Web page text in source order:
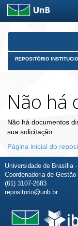
Skip
REPOSITÓRIO
Não há
Não há documentos
sua solicitação.
Página inicial do
Universidade de Brasília
Coordenadoria de
(61) 3107-2683
repositorio@unb.br